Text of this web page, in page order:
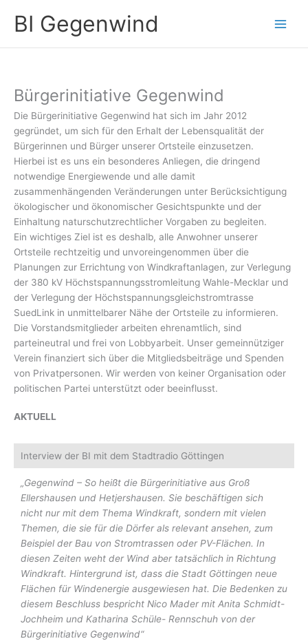
InhaltBI Gegenwind
Bürgerinitiative Gegenwind
Die Bürgerinitiative Gegenwind hat sich im Jahr 2012
gegründet, um sich für den Erhalt der Lebensqualität der
Bürgerinnen und Bürger unserer Ortsteile einzusetzen.
Hierbei ist es uns ein besonderes Anliegen, die dringend
notwendige Energiewende und alle damit
zusammenhängenden Veränderungen unter Berücksichtigung
ökologischer und ökonomischer Gesichtspunkte und der
Einhaltung naturschutzrechtlicher Vorgaben zu begleiten.
Ein wichtiges Ziel ist es deshalb, alle Anwohner unserer
Ortsteile rechtzeitig und unvoreingenommen über die
Planungen zur Errichtung von Windkraftanlagen, zur Verlegung
der 380 kV Höchstspannungsstromleitung Wahle-Mecklar und
der Verlegung der Höchstspannungsgleichstromtrasse
SuedLink in unmittelbarer Nähe der Ortsteile zu informieren.
Die Vorstandsmitglieder arbeiten ehrenamtlich, sind
parteineutral und frei von Lobbyarbeit. Unser gemeinnütziger
Verein finanziert sich über die Mitgliedsbeiträge und Spenden
von Privatpersonen. Wir werden von keiner Organisation oder
politischen Partei unterstützt oder beeinflusst.
AKTUELL
Interview der BI mit dem Stadtradio Göttingen
„Gegenwind – So heißt die Bürgerinitiative aus Groß
Ellershausen und Hetjershausen. Sie beschäftigen sich
nicht nur mit dem Thema Windkraft, sondern mit vielen
Themen, die sie für die Dörfer als relevant ansehen, zum
Beispiel der Bau von Stromtrassen oder PV-Flächen. In
diesen Zeiten weht der Wind aber tatsächlich in Richtung
Windkraft. Hintergrund ist, dass die Stadt Göttingen neue
Flächen für Windenergie ausgewiesen hat. Die Bedenken zu
diesem Beschluss bespricht Nico Mader mit Anita Schmidt-
Jochheim und Katharina Schüle- Rennschuh von der
Bürgerinitiative Gegenwind“
c
v